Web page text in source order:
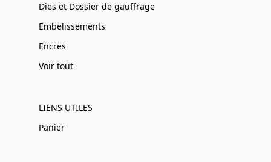
Dies et Dossier de gauffrage
Embelissements
Encres
Voir tout
LIENS UTILES
Panier